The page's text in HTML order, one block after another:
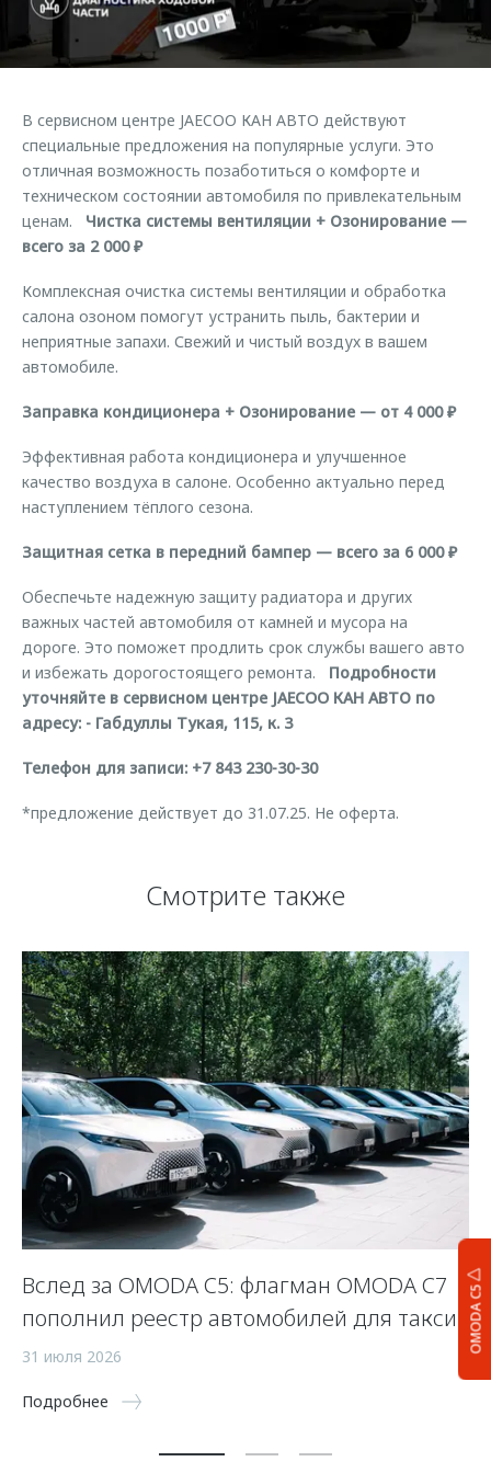
Страхование
Кредитный калькулятор
Одежда и сувениры
Оригинальные аксессуары
Запчасти
Трейд-ин
Калькулятор трейд-ин
Клиентская поддержка
O&J Автоклуб
Приложение O&J
Аксессуары
Одежда и сувениры
Оригинальные аксессуары
Запчасти
Обратная связь
OMODA C5
В сервисном центре JAECOO КАН АВТО действуют
специальные предложения на популярные услуги. Это
отличная возможность позаботиться о комфорте и
техническом состоянии автомобиля по привлекательным
ценам. Чистка системы вентиляции + Озонирование —
всего за 2 000 ₽
Комплексная очистка системы вентиляции и обработка
салона озоном помогут устранить пыль, бактерии и
неприятные запахи. Свежий и чистый воздух в вашем
автомобиле.
Заправка кондиционера + Озонирование — от 4 000 ₽
Эффективная работа кондиционера и улучшенное
качество воздуха в салоне. Особенно актуально перед
наступлением тёплого сезона.
Защитная сетка в передний бампер — всего за 6 000 ₽
Обеспечьте надежную защиту радиатора и других
важных частей автомобиля от камней и мусора на
дороге. Это поможет продлить срок службы вашего авто
и избежать дорогостоящего ремонта. Подробности
уточняйте в сервисном центре JAECOO КАН АВТО по
адресу: - Габдуллы Тукая, 115, к. 3
Телефон для записи: +7 843 230-30-30
*предложение действует до 31.07.25. Не оферта.
Смотрите также
Вслед за OMODA C5: флагман OMODA C7
пополнил реестр автомобилей для такси
31 июля 2026
Подробнее